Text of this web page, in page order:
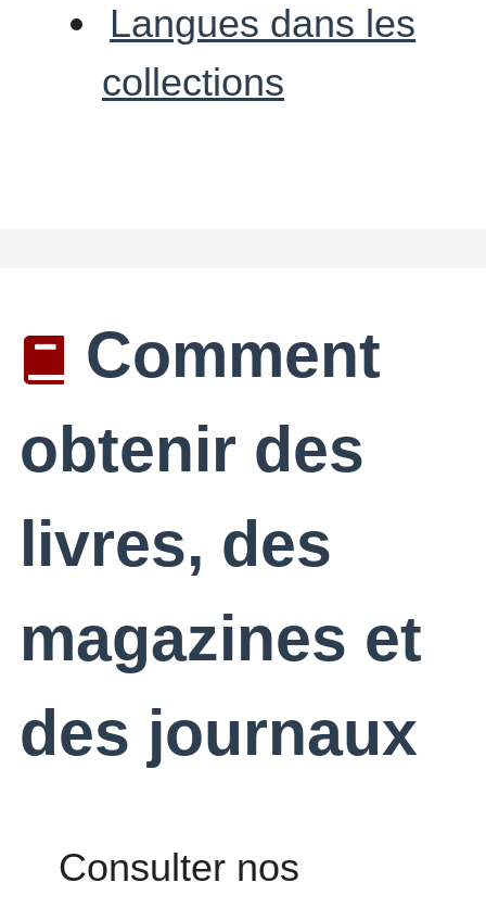
Langues dans les
collections
Comment
obtenir des
livres, des
magazines et
des journaux
Consulter nos